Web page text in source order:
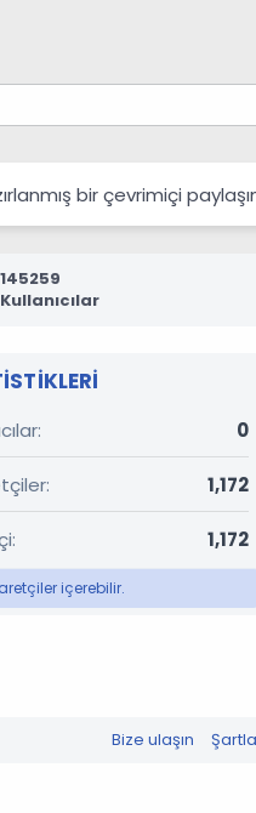
bir çevrimiçi
145259
Kullanıcılar
0
1,172
1,172
içerebilir.
Bize ulaşın